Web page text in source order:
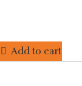
Add to cart